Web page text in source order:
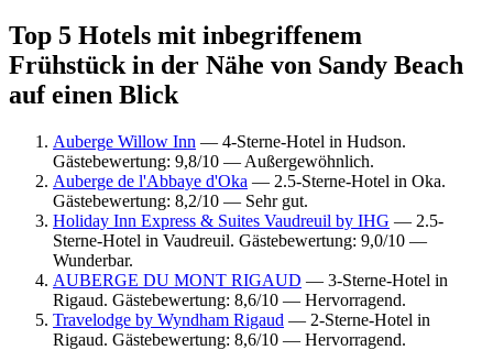
Top 5 Hotels mit inbegriffenem
Frühstück in der Nähe von Sandy Beach
auf einen Blick
Auberge Willow Inn — 4-Sterne-Hotel in Hudson.
Gästebewertung: 9,8/10 — Außergewöhnlich.
Auberge de l'Abbaye d'Oka — 2.5-Sterne-Hotel in Oka.
Gästebewertung: 8,2/10 — Sehr gut.
Holiday Inn Express & Suites Vaudreuil by IHG — 2.5-
Sterne-Hotel in Vaudreuil. Gästebewertung: 9,0/10 —
Wunderbar.
AUBERGE DU MONT RIGAUD — 3-Sterne-Hotel in
Rigaud. Gästebewertung: 8,6/10 — Hervorragend.
Travelodge by Wyndham Rigaud — 2-Sterne-Hotel in
Rigaud. Gästebewertung: 8,6/10 — Hervorragend.